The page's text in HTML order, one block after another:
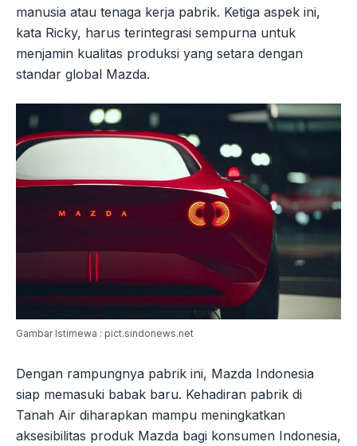
manusia atau tenaga kerja pabrik. Ketiga aspek ini,
kata Ricky, harus terintegrasi sempurna untuk
menjamin kualitas produksi yang setara dengan
standar global Mazda.
Gambar Istimewa : pict.sindonews.net
Dengan rampungnya pabrik ini, Mazda Indonesia
siap memasuki babak baru. Kehadiran pabrik di
Tanah Air diharapkan mampu meningkatkan
aksesibilitas produk Mazda bagi konsumen Indonesia,